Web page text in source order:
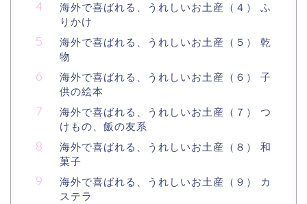
海外で喜ばれる、うれしいお土産（４） ふ
りかけ
海外で喜ばれる、うれしいお土産（５） 乾
物
海外で喜ばれる、うれしいお土産（６） 子
供の絵本
海外で喜ばれる、うれしいお土産（７） つ
けもの、飯の友系
海外で喜ばれる、うれしいお土産（８） 和
菓子
海外で喜ばれる、うれしいお土産（９） カ
ステラ